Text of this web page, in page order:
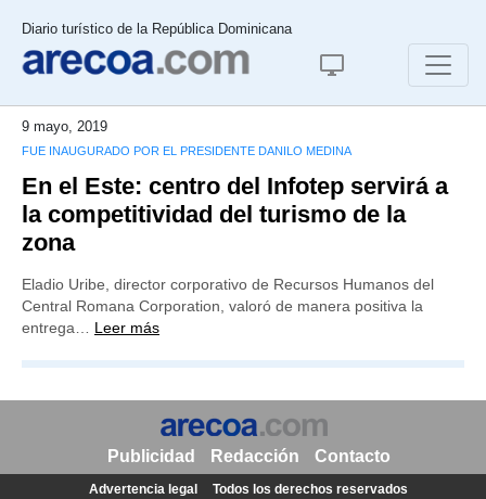
Diario turístico de la República Dominicana
9 mayo, 2019
FUE INAUGURADO POR EL PRESIDENTE DANILO MEDINA
En el Este: centro del Infotep servirá a
la competitividad del turismo de la
zona
Eladio Uribe, director corporativo de Recursos Humanos del
Central Romana Corporation, valoró de manera positiva la
entrega… Leer más
Publicidad Redacción Contacto
Advertencia legal
Todos los derechos reservados